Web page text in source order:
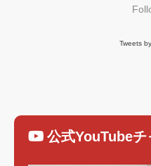
Tweets
公式YouTubeチ